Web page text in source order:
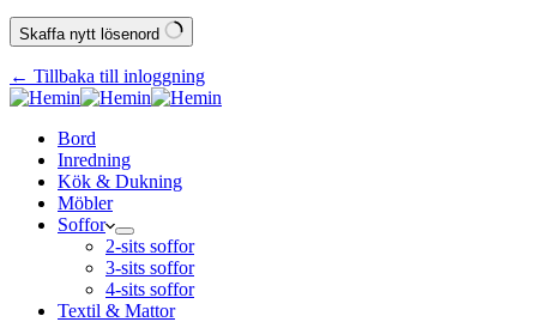
Skaffa nytt lösenord
← Tillbaka till inloggning
Bord
Inredning
Kök & Dukning
Möbler
Soffor
2-sits soffor
3-sits soffor
4-sits soffor
Textil & Mattor